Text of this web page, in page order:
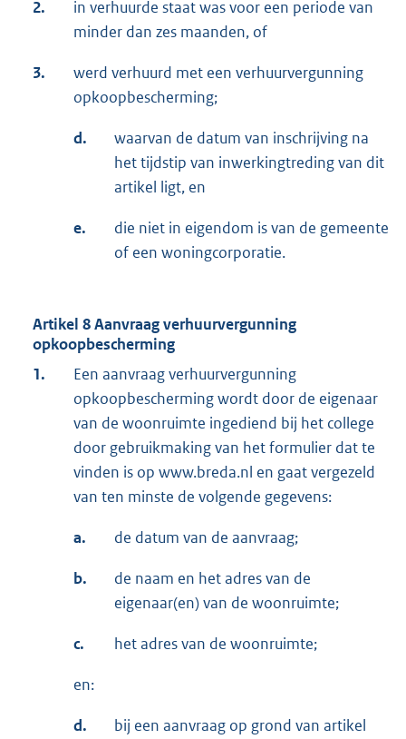
2.
in verhuurde staat was voor een periode van
minder dan zes maanden, of
3.
werd verhuurd met een verhuurvergunning
opkoopbescherming;
d.
waarvan de datum van inschrijving na
het tijdstip van inwerkingtreding van dit
artikel ligt, en
e.
die niet in eigendom is van de gemeente
of een woningcorporatie.
Artikel 8 Aanvraag verhuurvergunning
opkoopbescherming
1.
Een aanvraag verhuurvergunning
opkoopbescherming wordt door de eigenaar
van de woonruimte ingediend bij het college
door gebruikmaking van het formulier dat te
vinden is op www.breda.nl en gaat vergezeld
van ten minste de volgende gegevens:
a. de datum van de aanvraag;
b.
de naam en het adres van de
eigenaar(en) van de woonruimte;
c. het adres van de woonruimte;
en:
d.
bij een aanvraag op grond van artikel